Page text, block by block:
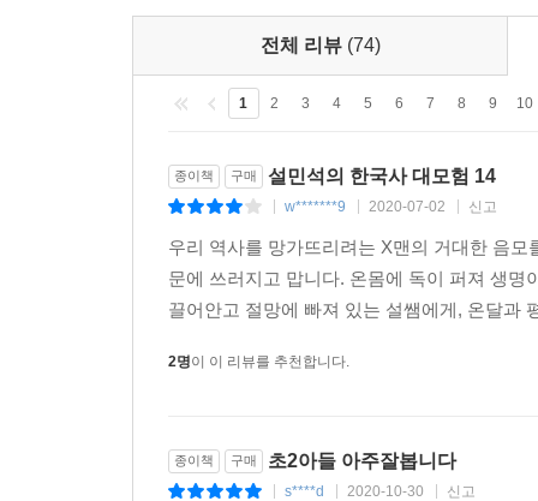
전체 리뷰 (74)
1 2 3 4 5 6 7 8 9 10
종이책 구매 설민석의 한국사 대모험 14
w*******9 2020-07-02 신고
우리 역사를 망가뜨리려는 X맨의 거대한 음
문에 쓰러지고 맙니다. 온몸에 독이 퍼져 생
끌어안고 절망에 빠져 있는 설쌤에게, 온달과
2명이 이 리뷰를 추천합니다.
종이책 구매 초2아들 아주잘봅니다
s****d 2020-10-30 신고